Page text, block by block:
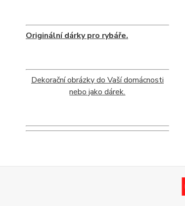
Originální dárky pro rybáře.
Dekorační obrázky do Vaší domácnosti
nebo jako dárek.